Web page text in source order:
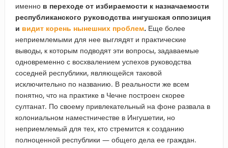
именно в переходе от избираемости к назначаемости
республиканского руководства ингушская оппозиция
и видит корень нынешних проблем.Еще более
неприемлемыми для нее выглядят и практические
выводы, к которым подводят эти вопросы, задаваемые
одновременно с восхвалением успехов руководства
соседней республики, являющейся таковой
исключительно по названию. В реальности же всем
понятно, что на практике в Чечне построен скорее
султанат. По своему привлекательный на фоне развала в
колониальном наместничестве в Ингушетии, но
неприемлемый для тех, кто стремится к созданию
полноценной республики — общего дела ее граждан.